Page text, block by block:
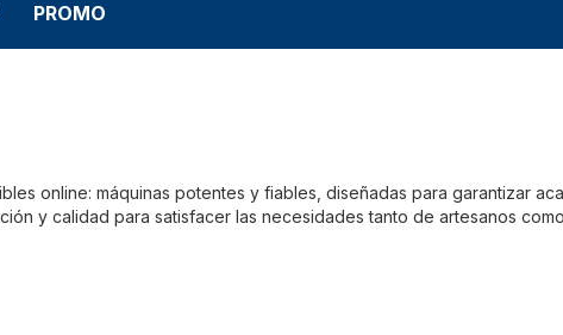
PROMO
online: máquinas potentes y fiables, diseñadas para garantizar
y calidad para satisfacer las necesidades tanto de artesanos